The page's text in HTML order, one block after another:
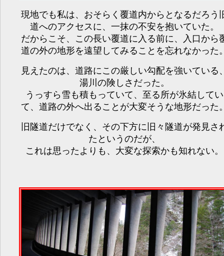
現地でも私は、おそらく覆道内からとなるだろう
道へのアクセスに、一抹の不安を抱いていた。
だからこそ、この長い覆道に入る前に、入口から
道の外の地形を遠望してみることを忘れなかった
見えたのは、道路にこの厳しい勾配を強いている
湯川の険しさだった。
うっすら雪も積もっていて、至る所が氷結してい
て、道路の外へ出ることが大変そうな地形だった
旧隧道だけでなく、その下方に旧々隧道が発見さ
たというのだが、
これは思ったよりも、大変な探索かも知れない。